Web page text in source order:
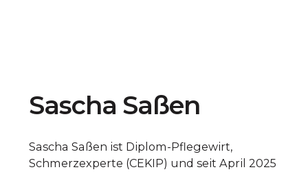
Sascha Saßen
Sascha Saßen ist Diplom-Pflegewirt,
Schmerzexperte (CEKIP) und seit April 2025